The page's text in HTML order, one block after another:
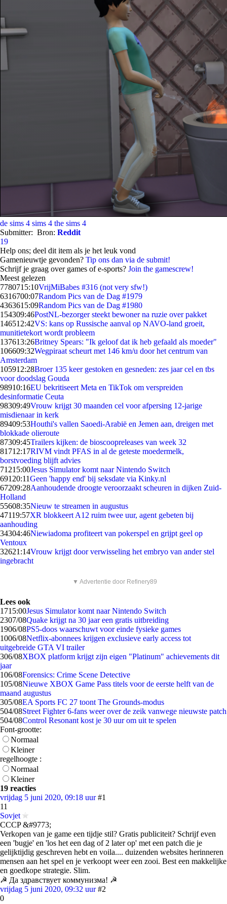
de sims 4 sims 4 the sims 4
Submitter: Bron: Reddit
19
Help ons; deel dit item als je het leuk vond
Gamenieuwtje gevonden? Tip ons dan via de submit!
Schrijf je graag over games of e-sports? Join the gamescrew!
Meest gelezen
7780715:10VrijMiBabes #316 (not very sfw!)
6316700:07Random Pics van de Dag #1979
4363615:09Random Pics van de Dag #1980
154309:46PostNL-bezorger steekt bewoner na ruzie over pakket
146512:42VS: kans op Russische aanval op NAVO-land groeit,
munitietekort wordt probleem
137613:26Britney Spears: "Ik geloof dat ik heb gefaald als moeder"
106609:32Wegpiraat scheurt met 146 km/u door het centrum van
Amsterdam
105912:28Broer 135 keer gestoken en gesneden: zes jaar cel en tbs
voor doodslag Gouda
98910:16EU bekritiseert Meta en TikTok om verspreiden
desinformatie Ceuta
98309:49Vrouw krijgt 30 maanden cel voor afpersing 12-jarige
misdienaar in kerk
89409:53Houthi's vallen Saoedi-Arabië en Jemen aan, dreigen met
blokkade olieroute
87309:45Trailers kijken: de bioscoopreleases van week 32
81712:17RIVM vindt PFAS in al de geteste moedermelk,
borstvoeding blijft advies
71215:00Jesus Simulator komt naar Nintendo Switch
691 20:11Geen 'happy end' bij seksdate via Kinky.nl
67209:28Aanhoudende droogte veroorzaakt scheuren in dijken Zuid-
Holland
55608:35Nieuw te streamen in augustus
47119:57XR blokkeert A12 ruim twee uur, agent gebeten bij
aanhouding
34304:46Niewiadoma profiteert van pokerspel en grijpt geel op
Ventoux
32621:14Vrouw krijgt door verwisseling het embryo van ander stel
ingebracht
▼ Advertentie door Refinery89
Lees ook
1715:00Jesus Simulator komt naar Nintendo Switch
2307/08Quake krijgt na 30 jaar een gratis uitbreiding
1906/08PS5-doos waarschuwt voor einde fysieke games
1006/08Netflix-abonnees krijgen exclusieve early access tot
uitgebreide GTA VI trailer
306/08XBOX platform krijgt zijn eigen "Platinum" achievements dit
jaar
106/08Forensics: Crime Scene Detective
105/08Nieuwe XBOX Game Pass titels voor de eerste helft van de
maand augustus
305/08EA Sports FC 27 toont The Grounds-modus
504/08Street Fighter 6-fans weer over de zeik vanwege nieuwste patch
504/08Control Resonant kost je 30 uur om uit te spelen
Font-grootte:
Normaal
Kleiner
regelhoogte :
Normaal
Kleiner
19 reacties
vrijdag 5 juni 2020, 09:18 uur #1
11
Sovjet
CCCP &#9773;
Verkopen van je game een tijdje stil? Gratis publiciteit? Schrijf even
een 'bugje' en 'los het een dag of 2 later op' met een patch die je
gelijktijdig geschreven hebt en voila.... duizenden websites herinneren
mensen aan het spel en je verkoopt weer een zooi. Best een makkelijke
en goedkope strategie. Slim.
☭ Да здравствует коммунизма! ☭
vrijdag 5 juni 2020, 09:32 uur #2
0